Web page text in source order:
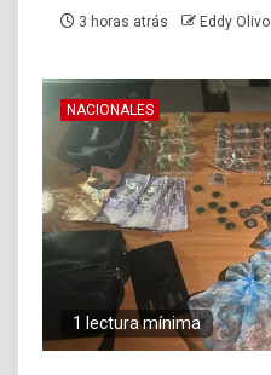
3 horas atrás Eddy Olivo
NACIONALES
1 lectura mínima